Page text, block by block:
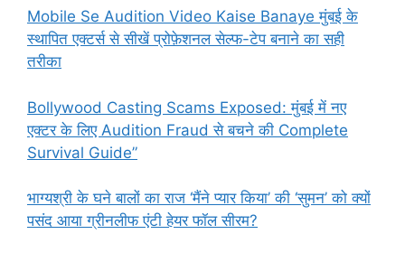
Mobile Se Audition Video Kaise Banaye मुंबई के
स्थापित एक्टर्स से सीखें प्रोफ़ेशनल सेल्फ-टेप बनाने का सही
तरीका
Bollywood Casting Scams Exposed: मुंबई में नए
एक्टर के लिए Audition Fraud से बचने की Complete
Survival Guide”
भाग्यश्री के घने बालों का राज ‘मैंने प्यार किया’ की ‘सुमन’ को क्यों
पसंद आया ग्रीनलीफ एंटी हेयर फॉल सीरम?